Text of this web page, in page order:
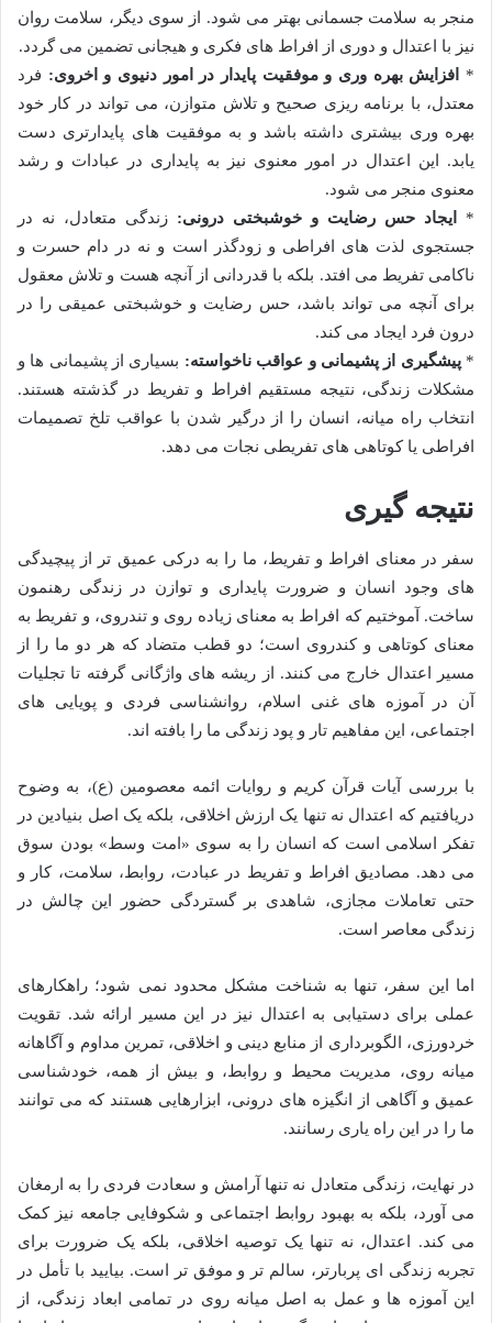
منجر به سلامت جسمانی بهتر می شود. از سوی دیگر، سلامت روان
نیز با اعتدال و دوری از افراط های فکری و هیجانی تضمین می گردد.
*
افزایش بهره وری و موفقیت پایدار در امور دنیوی و اخروی: فرد
معتدل، با برنامه ریزی صحیح و تلاش متوازن، می تواند در کار خود
بهره وری بیشتری داشته باشد و به موفقیت های پایدارتری دست
یابد. این اعتدال در امور معنوی نیز به پایداری در عبادات و رشد
معنوی منجر می شود.
*
ایجاد حس رضایت و خوشبختی درونی: زندگی متعادل، نه در
جستجوی لذت های افراطی و زودگذر است و نه در دام حسرت و
ناکامی تفریط می افتد. بلکه با قدردانی از آنچه هست و تلاش معقول
برای آنچه می تواند باشد، حس رضایت و خوشبختی عمیقی را در
درون فرد ایجاد می کند.
*پیشگیری از پشیمانی و عواقب ناخواسته: بسیاری از پشیمانی ها و
مشکلات زندگی، نتیجه مستقیم افراط و تفریط در گذشته هستند.
انتخاب راه میانه، انسان را از درگیر شدن با عواقب تلخ تصمیمات
افراطی یا کوتاهی های تفریطی نجات می دهد.
نتیجه گیری
سفر در معنای افراط و تفریط، ما را به درکی عمیق تر از پیچیدگی
های وجود انسان و ضرورت پایداری و توازن در زندگی رهنمون
ساخت. آموختیم که افراط به معنای زیاده روی و تندروی، و تفریط به
معنای کوتاهی و کندروی است؛ دو قطب متضاد که هر دو ما را از
مسیر اعتدال خارج می کنند. از ریشه های واژگانی گرفته تا تجلیات
آن در آموزه های غنی اسلام، روانشناسی فردی و پویایی های
اجتماعی، این مفاهیم تار و پود زندگی ما را بافته اند.
با بررسی آیات قرآن کریم و روایات ائمه معصومین (ع)، به وضوح
دریافتیم که اعتدال نه تنها یک ارزش اخلاقی، بلکه یک اصل بنیادین در
تفکر اسلامی است که انسان را به سوی «امت وسط» بودن سوق
می دهد. مصادیق افراط و تفریط در عبادت، روابط، سلامت، کار و
حتی تعاملات مجازی، شاهدی بر گستردگی حضور این چالش در
زندگی معاصر است.
اما این سفر، تنها به شناخت مشکل محدود نمی شود؛ راهکارهای
عملی برای دستیابی به اعتدال نیز در این مسیر ارائه شد. تقویت
خردورزی، الگوبرداری از منابع دینی و اخلاقی، تمرین مداوم و آگاهانه
میانه روی، مدیریت محیط و روابط، و بیش از همه، خودشناسی
عمیق و آگاهی از انگیزه های درونی، ابزارهایی هستند که می توانند
ما را در این راه یاری رسانند.
در نهایت، زندگی متعادل نه تنها آرامش و سعادت فردی را به ارمغان
می آورد، بلکه به بهبود روابط اجتماعی و شکوفایی جامعه نیز کمک
می کند. اعتدال، نه تنها یک توصیه اخلاقی، بلکه یک ضرورت برای
تجربه زندگی ای پربارتر، سالم تر و موفق تر است. بیایید با تأمل در
این آموزه ها و عمل به اصل میانه روی در تمامی ابعاد زندگی، از